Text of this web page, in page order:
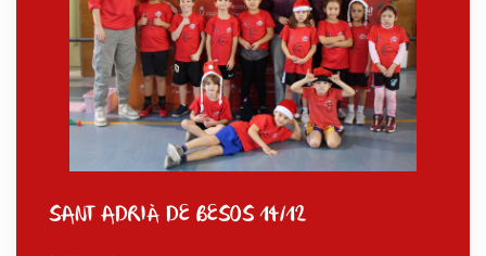
SANT ADRIÀ DE BESOS 14/12